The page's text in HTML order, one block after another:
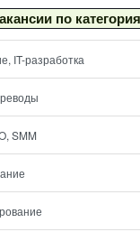
по
IT-разработка
SMM